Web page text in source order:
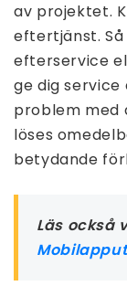
av projektet.
eftertjänst.
efterservice
ge dig service
problem med
löses
betydande
Läs också